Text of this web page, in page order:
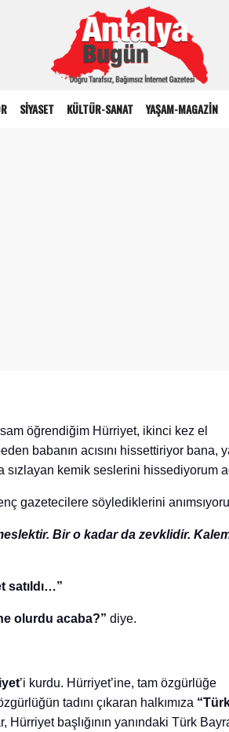
SİYASET KÜLTÜR-SANAT YAŞAM-MAGAZİN
öğrendiğim Hürriyet, ikinci kez el
babanın acısını hissettiriyor bana,
sızlayan kemik seslerini hissediyorum
gazetecilere söylediklerini
Bir o kadar da zevklidir.
satıldı…”
olurdu acaba?” diye.
’i kurdu. Hürriyet’ine, tam özgürlüğe
tadını çıkaran halkımıza
başlığının yanındaki Türk